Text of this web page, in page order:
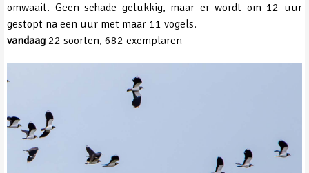
omwaait. Geen schade gelukkig, maar er wordt om 12 uur
gestopt na een uur met maar 11 vogels.
vandaag 22 soorten, 682 exemplaren